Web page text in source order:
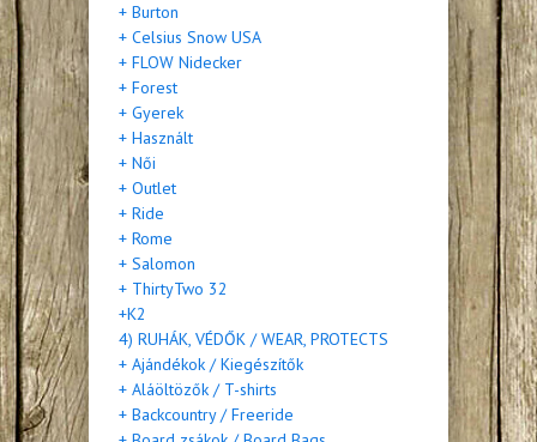
+ Burton
+ Celsius Snow USA
+ FLOW Nidecker
+ Forest
+ Gyerek
+ Használt
+ Női
+ Outlet
+ Ride
+ Rome
+ Salomon
+ ThirtyTwo 32
+K2
4) RUHÁK, VÉDŐK / WEAR, PROTECTS
+ Ajándékok / Kiegészítők
+ Aláöltözők / T-shirts
+ Backcountry / Freeride